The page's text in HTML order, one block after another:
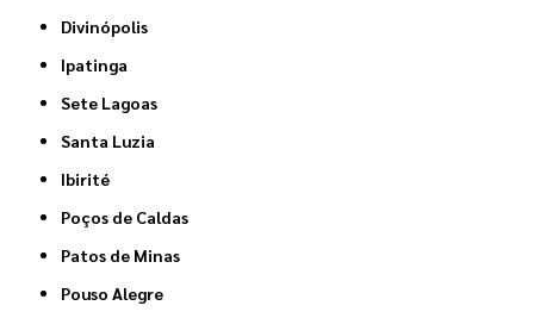
Divinópolis
Ipatinga
Sete Lagoas
Santa Luzia
Ibirité
Poços de Caldas
Patos de Minas
Pouso Alegre